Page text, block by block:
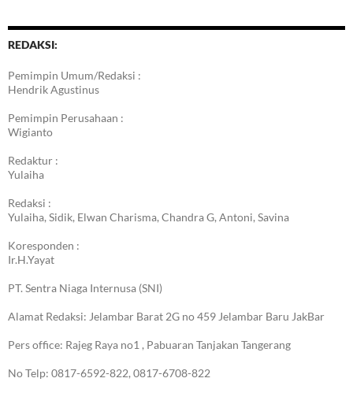
REDAKSI:
Pemimpin Umum/Redaksi :
Hendrik Agustinus
Pemimpin Perusahaan :
Wigianto
Redaktur :
Yulaiha
Redaksi :
Yulaiha, Sidik, Elwan Charisma, Chandra G, Antoni, Savina
Koresponden :
Ir.H.Yayat
PT. Sentra Niaga Internusa (SNI)
Alamat Redaksi: Jelambar Barat 2G no 459 Jelambar Baru JakBar
Pers office: Rajeg Raya no1 , Pabuaran Tanjakan Tangerang
No Telp: 0817-6592-822, 0817-6708-822